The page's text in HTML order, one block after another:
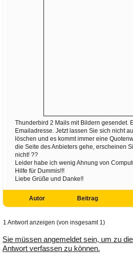
Thunderbird 2 Mails mit Bildern gesendet.
Emailadresse. Jetzt lassen Sie sich nicht
löschen und es kommt immer eine
die Seite des Anbieters gehe, erscheinen
nicht! ??
Leider habe ich wenig Ahnung von
Hilfe für Dummis!!!
Liebe Grüße und Danke!!
Autor Beitrag
1 Antwort anzeigen (von insgesamt 1)
Sie müssen angemeldet sein, um zu
Antwort verfassen zu können.